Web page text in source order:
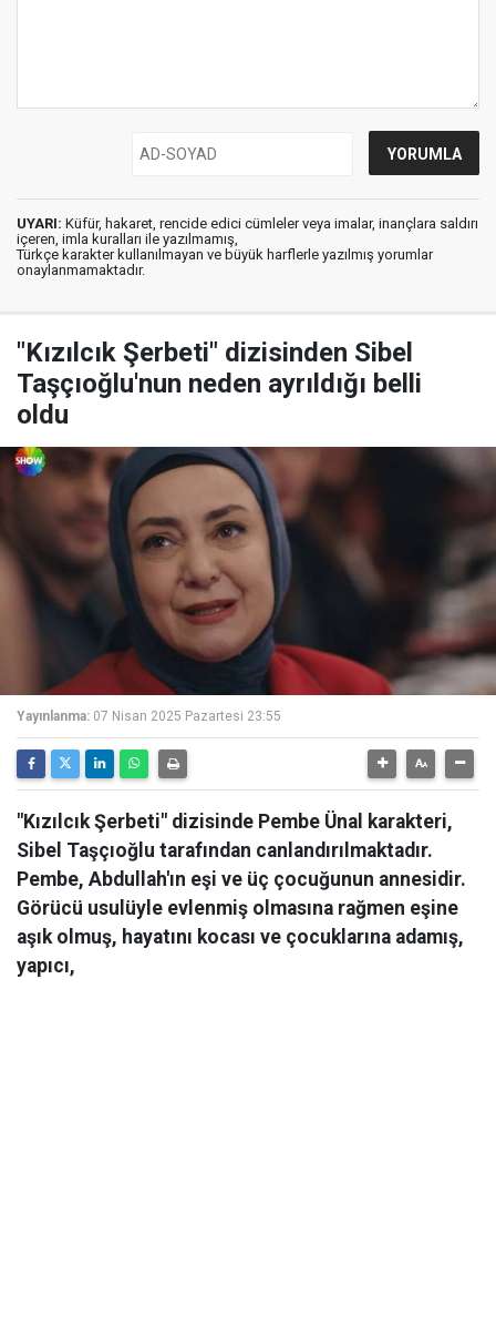
UYARI: Küfür, hakaret, rencide edici cümleler veya imalar, inançlara saldırı
içeren, imla kuralları ile yazılmamış,
Türkçe karakter kullanılmayan ve büyük harflerle yazılmış yorumlar
onaylanmamaktadır.
"Kızılcık Şerbeti" dizisinden Sibel
Taşçıoğlu'nun neden ayrıldığı belli
oldu
Yayınlanma: 07 Nisan 2025 Pazartesi 23:55
"Kızılcık Şerbeti" dizisinde Pembe Ünal karakteri,
Sibel Taşçıoğlu tarafından canlandırılmaktadır.
Pembe, Abdullah'ın eşi ve üç çocuğunun annesidir.
Görücü usulüyle evlenmiş olmasına rağmen eşine
aşık olmuş, hayatını kocası ve çocuklarına adamış,
yapıcı,